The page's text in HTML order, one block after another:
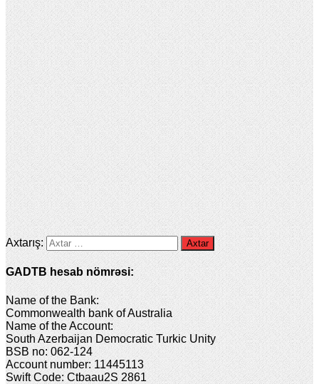
Axtarış:
GADTB hesab nömrəsi:
Name of the Bank:
Commonwealth bank of Australia
Name of the Account:
South Azerbaijan Democratic Turkic Unity
BSB no: 062-124
Account number: 11445113
Swift Code: Ctbaau2S 2861